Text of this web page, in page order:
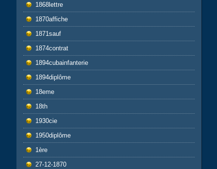
1868lettre
1870affiche
1871sauf
1874contrat
1894cubainfanterie
1894diplôme
18eme
18th
1930cie
1950diplôme
1ère
27-12-1870